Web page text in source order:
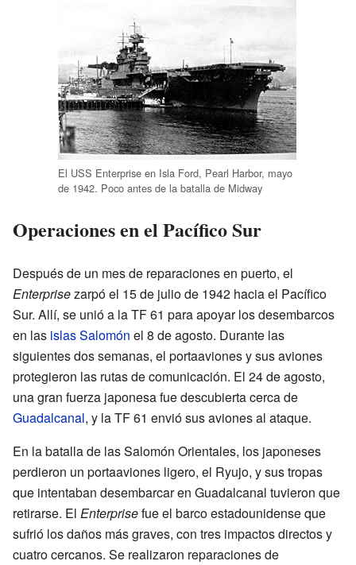
El USS Enterprise en Isla Ford, Pearl Harbor, mayo
de 1942. Poco antes de la batalla de Midway
Operaciones en el Pacífico Sur
Después de un mes de reparaciones en puerto, el
Enterprisezarpó el 15 de julio de 1942 hacia el Pacífico
Sur. Allí, se unió a la TF 61 para apoyar los desembarcos
en las islas Salomón el 8 de agosto. Durante las
siguientes dos semanas, el portaaviones y sus aviones
protegieron las rutas de comunicación. El 24 de agosto,
una gran fuerza japonesa fue descubierta cerca de
Guadalcanal, y la TF 61 envió sus aviones al ataque.
En la batalla de las Salomón Orientales, los japoneses
perdieron un portaaviones ligero, el Ryujo, y sus tropas
que intentaban desembarcar en Guadalcanal tuvieron que
retirarse. El Enterprisefue el barco estadounidense que
sufrió los daños más graves, con tres impactos directos y
cuatro cercanos. Se realizaron reparaciones de